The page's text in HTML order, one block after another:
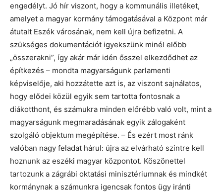
engedélyt. Jó hír viszont, hogy a kommunális illetéket,
amelyet a magyar kormány támogatásával a Központ már
átutalt Eszék városának, nem kell újra befizetni. A
szükséges dokumentációt igyekszünk minél előbb
„összerakni”, így akár már idén ősszel elkezdődhet az
építkezés – mondta magyarságunk parlamenti
képviselője, aki hozzátette azt is, az viszont sajnálatos,
hogy elődei közül egyik sem tartotta fontosnak a
diákotthont, és számukra minden előrébb való volt, mint a
magyarságunk megmaradásának egyik zálogaként
szolgáló objektum megépítése. – És ezért most ránk
valóban nagy feladat hárul: újra az elvárható szintre kell
hoznunk az eszéki magyar központot. Köszönettel
tartozunk a zágrábi oktatási minisztériumnak és mindkét
kormánynak a számunkra igencsak fontos ügy iránti